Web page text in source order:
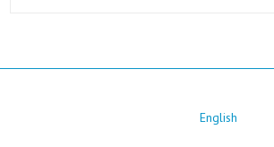
English